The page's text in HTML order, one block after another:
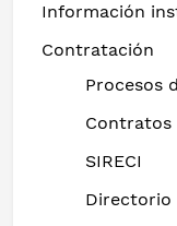
Información
Contratación
Procesos
Contratos
SIRECI
Directorio